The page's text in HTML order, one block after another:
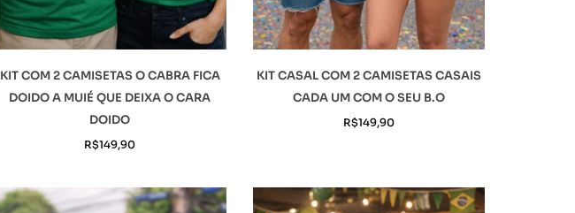
KIT COM 2 CAMISETAS O CABRA FICA
DOIDO A MUIÉ QUE DEIXA O CARA
DOIDO
R$149,90
KIT CASAL COM 2 CAMISETAS CASAIS
CADA UM COM O SEU B.O
R$149,90